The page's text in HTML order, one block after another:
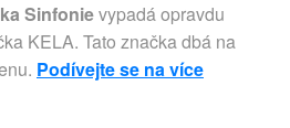
Sinfonievypadá opravdu
KELA. Tato značka dbá na
Podívejte se na více